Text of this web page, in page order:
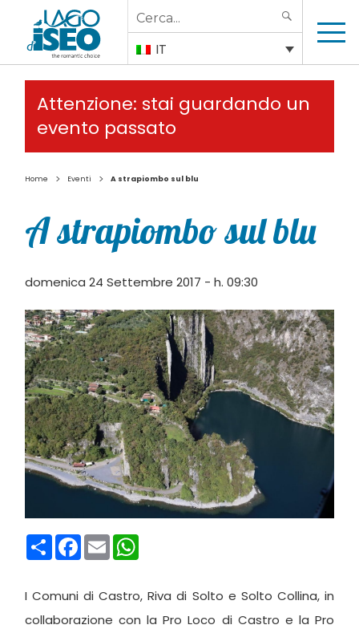
Search
for:
IT
Attenzione: stai guardando un
evento passato
Home > Eventi > A strapiombo sul blu
A strapiombo sul blu
domenica 24 Settembre 2017 - h. 09:30
CondividiFacebook
Email
I Comuni di Castro, Riva di Solto e Solto Collina, in
collaborazione con la Pro Loco di Castro e la Pro